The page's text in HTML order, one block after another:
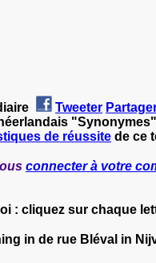
Tweeter
de réussite de ce
connecter à votre
: cliquez sur chaque
in de rue Bléval in